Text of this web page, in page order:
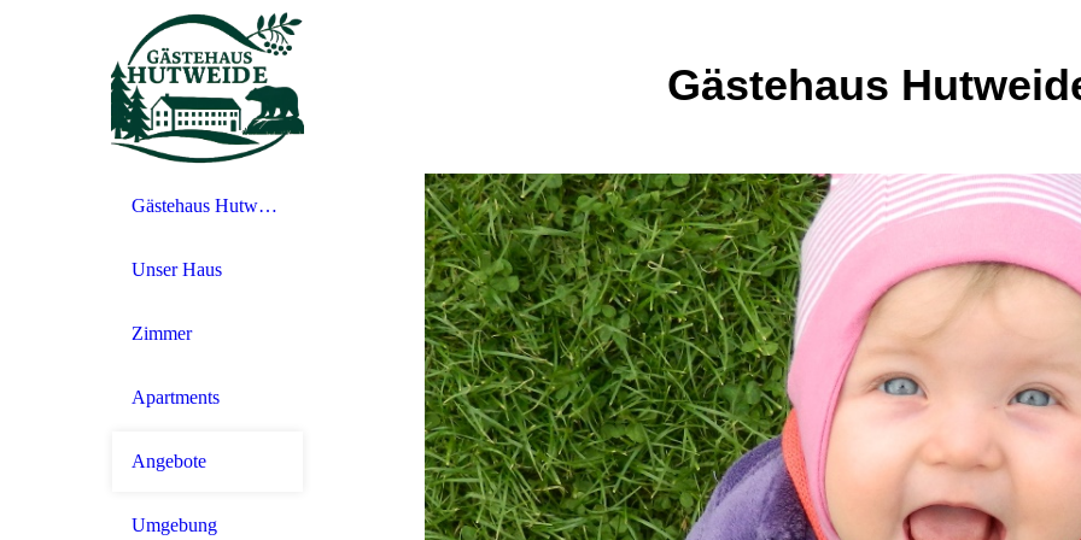
Gästehaus
Gästehaus Hutweide- Frühstückspension in Bärenstein/Erzgebirge
Unser Haus
Zimmer
Apartments
Angebote
Umgebung